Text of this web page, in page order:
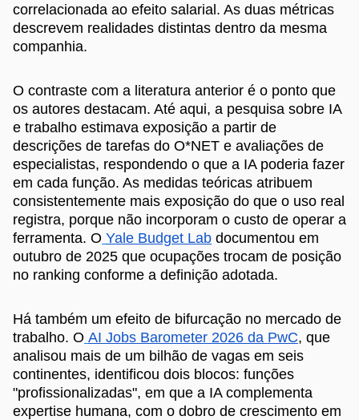
correlacionada ao efeito salarial. As duas métricas
descrevem realidades distintas dentro da mesma
companhia.
O contraste com a literatura anterior é o ponto que
os autores destacam. Até aqui, a pesquisa sobre IA
e trabalho estimava exposição a partir de
descrições de tarefas do O*NET e avaliações de
especialistas, respondendo o que a IA poderia fazer
em cada função. As medidas teóricas atribuem
consistentemente mais exposição do que o uso real
registra, porque não incorporam o custo de operar a
ferramenta. O Yale Budget Lab documentou em
outubro de 2025 que ocupações trocam de posição
no ranking conforme a definição adotada.
Há também um efeito de bifurcação no mercado de
trabalho. O AI Jobs Barometer 2026 da PwC, que
analisou mais de um bilhão de vagas em seis
continentes, identificou dois blocos: funções
"profissionalizadas", em que a IA complementa
expertise humana, com o dobro de crescimento em